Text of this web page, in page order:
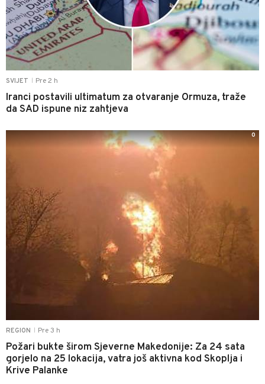
SVIJET Pre 2 h
Iranci postavili ultimatum za otvaranje Ormuza, traže
da SAD ispune niz zahtjeva
REGION Pre 3 h
Požari bukte širom Sjeverne Makedonije: Za 24 sata
gorjelo na 25 lokacija, vatra još aktivna kod Skoplja i
Krive Palanke
0